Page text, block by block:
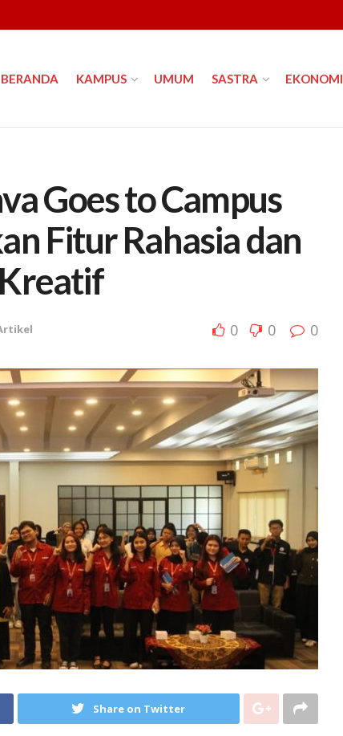
BERANDA KAMPUS UMUM SASTRA EKONOMI
Goes to Campus
Fitur Rahasia dan
0 0 0
Share on Twitter